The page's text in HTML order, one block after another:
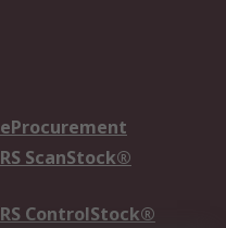
eProcurement
RS ScanStock®
RS ControlStock®